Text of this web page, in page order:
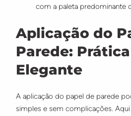
com a paleta predominante
Aplicação do
Parede:
Elegante
A aplicação do papel de parede
simples e sem complicações.